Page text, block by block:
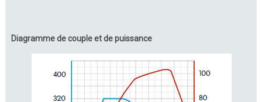
Diagramme de couple et de puissance